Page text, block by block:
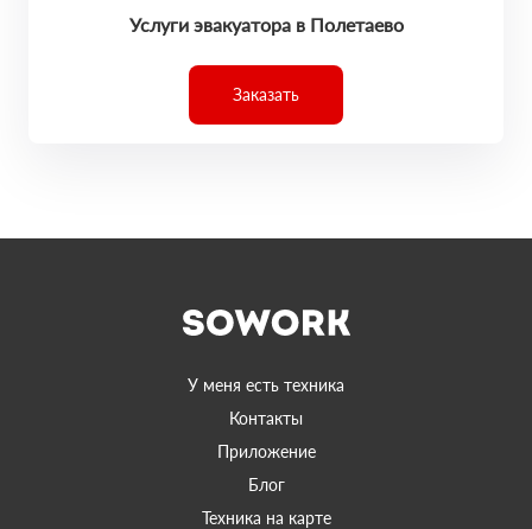
Услуги эвакуатора в Полетаево
Заказать
У меня есть техника
Контакты
Приложение
Блог
Техника на карте